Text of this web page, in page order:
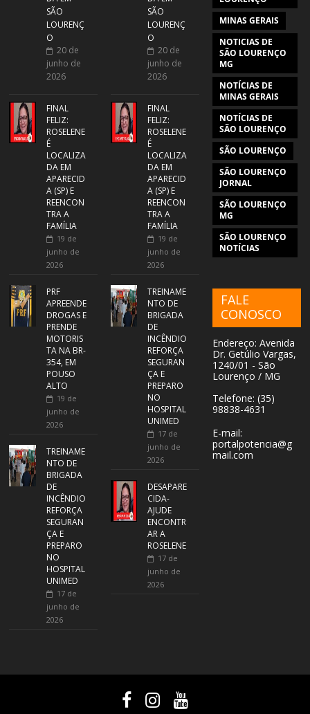
SÃO
LOURENÇ
O
20 de
junho de
2026
FINAL
FELIZ:
ROSELENE
É
LOCALIZA
DA EM
APARECID
A (SP) E
REENCON
TRA A
FAMÍLIA
19 de
junho de
2026
PRF
APREENDE
DROGAS E
PRENDE
MOTORIS
TA NA BR-
354, EM
POUSO
ALTO
19 de
junho de
2026
TREINAME
NTO DE
BRIGADA
DE
INCÊNDIO
REFORÇA
SEGURAN
ÇA E
PREPARO
NO
HOSPITAL
UNIMED
17 de
junho de
2026
SÃO
LOURENÇ
O
20 de
junho de
2026
FINAL
FELIZ:
ROSELENE
É
LOCALIZA
DA EM
APARECID
A (SP) E
REENCON
TRA A
FAMÍLIA
19 de
junho de
2026
TREINAME
NTO DE
BRIGADA
DE
INCÊNDIO
REFORÇA
SEGURAN
ÇA E
PREPARO
NO
HOSPITAL
UNIMED
17 de
junho de
2026
DESAPARE
CIDA-
AJUDE
ENCONTR
AR A
ROSELENE
17 de
junho de
2026
MINAS GERAIS
NOTICIAS DE
SÃO LOURENÇO
MG
NOTÍCIAS DE
MINAS GERAIS
NOTÍCIAS DE
SÃO LOURENÇO
SÃO LOURENÇO
SÃO LOURENÇO
JORNAL
SÃO LOURENÇO
MG
SÃO LOURENÇO
NOTÍCIAS
FALE
CONOSCO
Endereço: Avenida
Dr. Getúlio Vargas,
1240/01 - São
Lourenço / MG
Telefone: (35)
98838-4631
E-mail:
portalpotencia@g
mail.com